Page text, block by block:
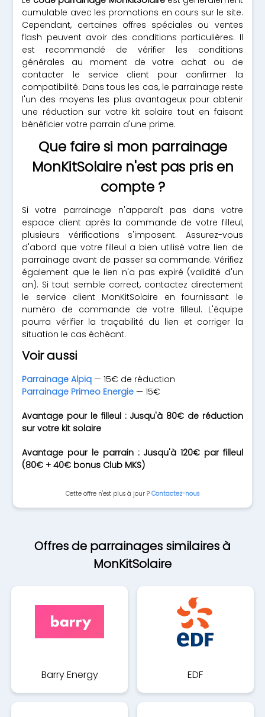
cumulable avec les promotions en cours sur le site.
Cependant, certaines offres spéciales ou ventes
flash peuvent avoir des conditions particulières. Il
est recommandé de vérifier les conditions
générales au moment de votre achat ou de
contacter le service client pour confirmer la
compatibilité. Dans tous les cas, le parrainage reste
l'un des moyens les plus avantageux pour obtenir
une réduction sur votre kit solaire tout en faisant
bénéficier votre parrain d'une prime.
Que faire si mon parrainage
MonKitSolaire n'est pas pris en
compte ?
Si votre parrainage n'apparaît pas dans votre
espace client après la commande de votre filleul,
plusieurs vérifications s'imposent. Assurez-vous
d'abord que votre filleul a bien utilisé votre lien de
parrainage avant de passer sa commande. Vérifiez
également que le lien n'a pas expiré (validité d'un
an). Si tout semble correct, contactez directement
le service client MonKitSolaire en fournissant le
numéro de commande de votre filleul. L'équipe
pourra vérifier la traçabilité du lien et corriger la
situation le cas échéant.
Voir aussi
Parrainage Alpiq — 15€ de réduction
Parrainage Primeo Energie — 15€
Avantage pour le filleul : Jusqu'à 80€ de réduction
sur votre kit solaire
Avantage pour le parrain : Jusqu'à 120€ par filleul
(80€ + 40€ bonus Club MKS)
Cette offre n'est plus à jour ? Contactez-nous
Offres de parrainages similaires à
MonKitSolaire
Barry Energy EDF